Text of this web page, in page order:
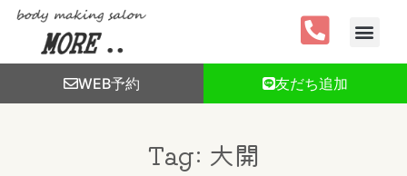
WEB予約 友だち追加
Tag: 大開